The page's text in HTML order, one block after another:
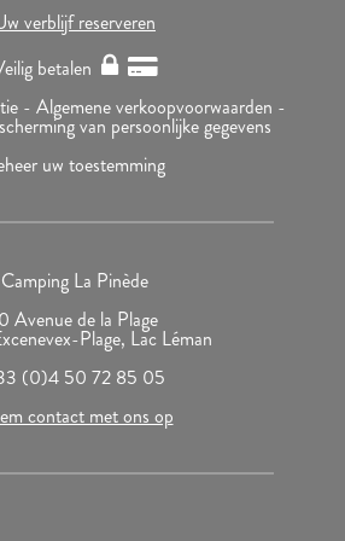
verblijf reserveren
betalen
- Algemene verkoopvoorwaarden -
van persoonlijke gegevens
uw toestemming
Camping La Pinède
Avenue de la Plage
Plage, Lac Léman
(0)4 50 72 85 05
contact met ons op